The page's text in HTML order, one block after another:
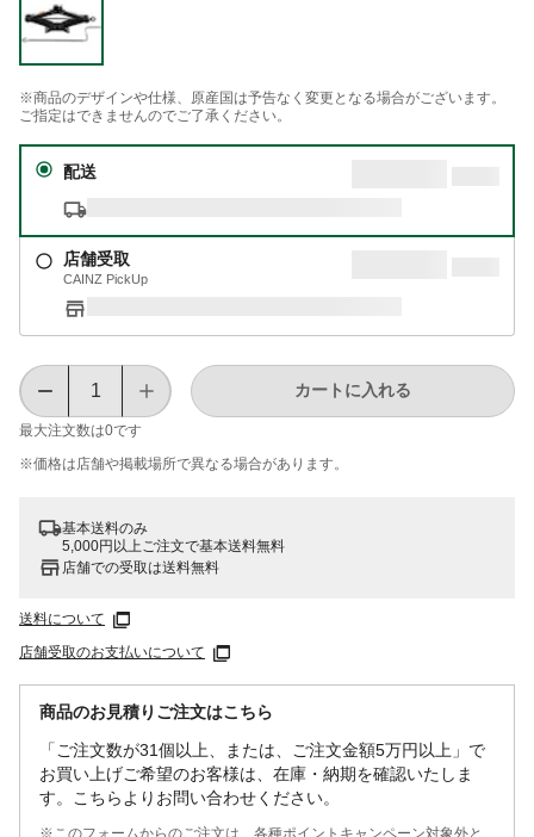
※商品のデザインや仕様、原産国は予告なく変更となる場合がございます。
ご指定はできませんのでご了承ください。
配送
店舗受取
CAINZ PickUp
最大注文数は0です
カートに入れる
※価格は​店舗や​掲載場所で​異なる​場合が​あります。
基本送料のみ
5,000円以上ご注文で基本送料無料
店舗での受取は送料無料
送料について
店舗受取のお支払いについて
商品のお見積りご注文はこちら
「ご注文数が31個以上、または、ご注文金額5万円以上」で
お買い上げご希望のお客様は、在庫・納期を確認いたしま
す。こちらよりお問い合わせください。
※このフォームからのご注文は、各種ポイントキャンペーン対象外と